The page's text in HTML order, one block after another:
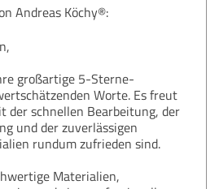
Andreas Köchy®:
großartige 5-Sterne-
Worte. Es freut
der schnellen Bearbeitung, der
und der zuverlässigen
rundum zufrieden sind.
Materialien,